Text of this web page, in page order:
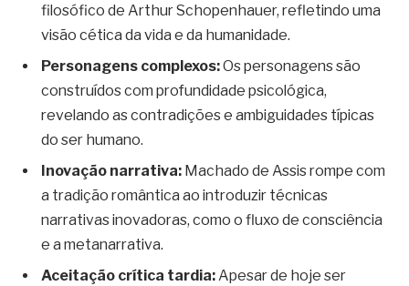
filosófico de Arthur Schopenhauer, refletindo uma
visão cética da vida e da humanidade.
Personagens complexos:Os personagens são
construídos com profundidade psicológica,
revelando as contradições e ambiguidades típicas
do ser humano.
Inovação narrativa: Machado de Assis rompe com
a tradição romântica ao introduzir técnicas
narrativas inovadoras, como o fluxo de consciência
e a metanarrativa.
Aceitação crítica tardia: Apesar de hoje ser